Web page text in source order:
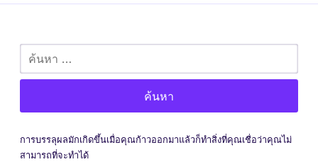
ค้นหา
สำหรับ:
การบรรลุผลมักเกิดขึ้นเมื่อคุณก้าวออกมาแล้วก็ทำสิ่งที่คุณเชื่อว่าคุณไม่
สามารถที่จะทำได้